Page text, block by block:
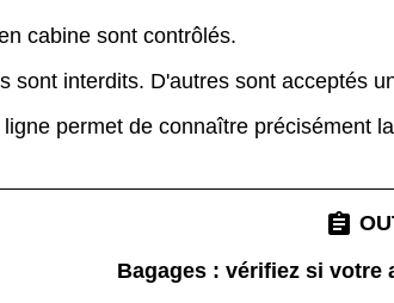
cabine sont contrôlés.
sont interdits. D'autres sont acceptés
permet de connaître précisément la
assignment
Bagages : vérifiez si votre